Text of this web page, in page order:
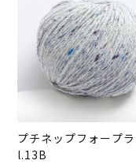
プチネップフォープ
l.13B